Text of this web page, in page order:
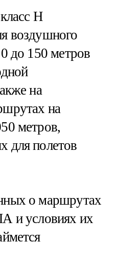
Н
воздушного
до 150 метров
на
на
метров,
для полетов
о маршрутах
и условиях их